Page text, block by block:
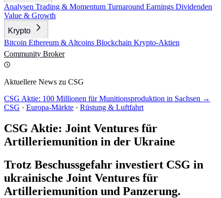
Analysen Trading & Momentum Turnaround Earnings Dividenden
Value & Growth
Krypto
Bitcoin Ethereum & Altcoins Blockchain Krypto-Aktien
Community Broker
Aktuellere News zu CSG
CSG Aktie: 100 Millionen für Munitionsproduktion in Sachsen →
CSG · Europa-Märkte · Rüstung & Luftfahrt
CSG Aktie: Joint Ventures für
Artilleriemunition in der Ukraine
Trotz Beschussgefahr investiert CSG in
ukrainische Joint Ventures für
Artilleriemunition und Panzerung.